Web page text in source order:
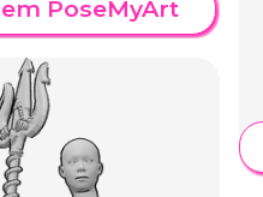
PoseMyArt